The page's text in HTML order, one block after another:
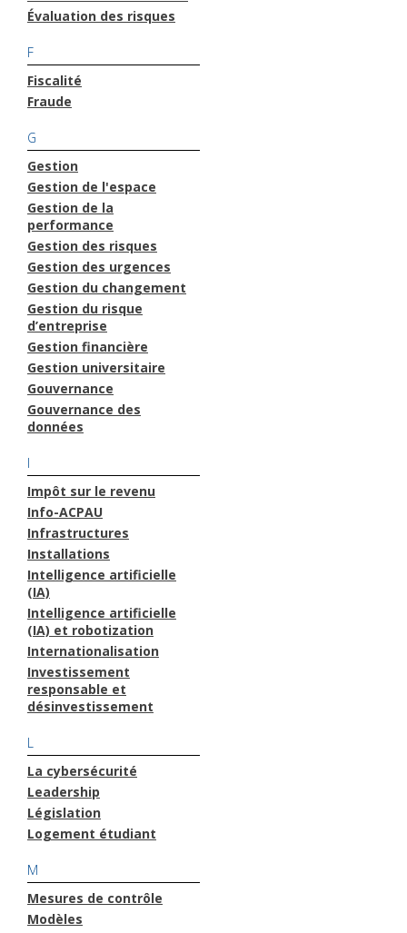
Évaluation des risques
F
Fiscalité
Fraude
G
Gestion
Gestion de l'espace
Gestion de la
performance
Gestion des risques
Gestion des urgences
Gestion du changement
Gestion du risque
d’entreprise
Gestion financière
Gestion universitaire
Gouvernance
Gouvernance des
données
I
Impôt sur le revenu
Info-ACPAU
Infrastructures
Installations
Intelligence artificielle
(IA)
Intelligence artificielle
(IA) et robotization
Internationalisation
Investissement
responsable et
désinvestissement
L
La cybersécurité
Leadership
Législation
Logement étudiant
M
Mesures de contrôle
Modèles